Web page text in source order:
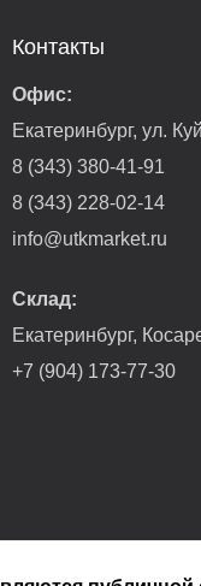
Контакты
Офис:
Екатеринбург, ул.
8 (343) 380-41-91
8 (343) 228-02-14
info@utkmarket.ru
Склад:
Екатеринбург,
+7 (904) 173-77-30